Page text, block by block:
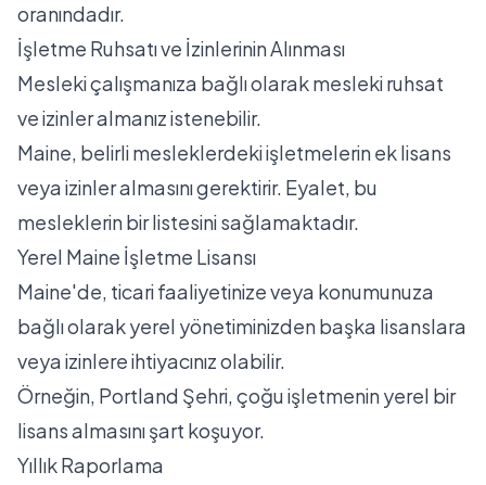
oranındadır.
İşletme Ruhsatı ve İzinlerinin Alınması
Mesleki çalışmanıza bağlı olarak mesleki ruhsat
ve izinler almanız istenebilir.
Maine, belirli mesleklerdeki işletmelerin ek lisans
veya izinler almasını gerektirir. Eyalet, bu
mesleklerin bir listesinisağlamaktadır.
Yerel Maine İşletme Lisansı
Maine'de, ticari faaliyetinize veya konumunuza
bağlı olarak yerel yönetiminizden başka lisanslara
veya izinlere ihtiyacınız olabilir.
Örneğin, Portland Şehri,çoğu işletmenin yerel bir
lisans almasını şart koşuyor.
Yıllık Raporlama